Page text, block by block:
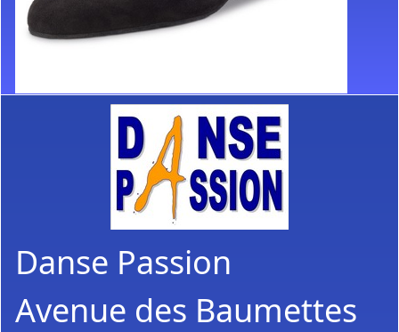
Danse Passion
Avenue des Baumettes